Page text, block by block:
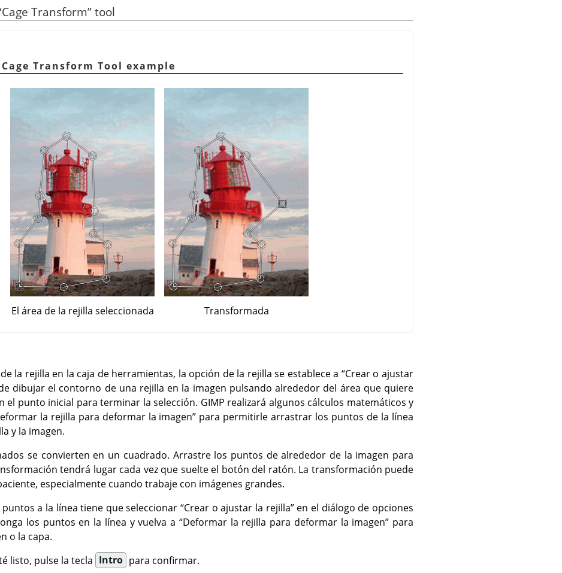
Cage Transform”tool
Transform Tool example
El área de la rejilla seleccionada Transformada
la rejilla en la caja de herramientas, la opción de la rejilla se establece a “Crear o ajustar
dibujar el contorno de una rejilla en la imagen pulsando alrededor del área que quiere
el punto inicial para terminar la selección. GIMP realizará algunos cálculos matemáticos y
la rejilla para deformar la imagen” para permitirle arrastrar los puntos de la línea
y la imagen.
se convierten en un cuadrado. Arrastre los puntos de alrededor de la imagen para
tendrá lugar cada vez que suelte el botón del ratón. La transformación puede
especialmente cuando trabaje con imágenes grandes.
a la línea tiene que seleccionar“Crear o ajustar la rejilla”en el diálogo de opciones
los puntos en la línea y vuelva a “Deformar la rejilla para deformar la imagen” para
o la capa.
listo, pulse la tecla Intro para confirmar.